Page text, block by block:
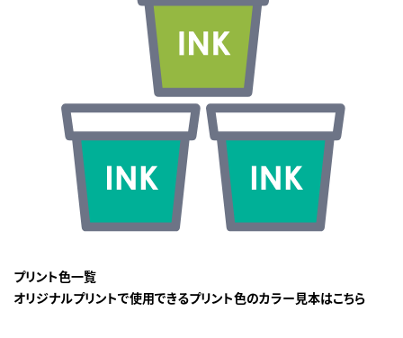
プリント色一覧
オリジナルプリントで使用できるプリント色のカラー見本はこちら